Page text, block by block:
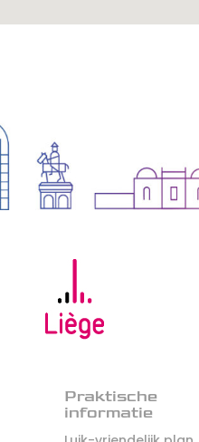
Praktische
informatie